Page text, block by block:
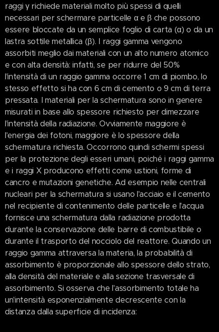
raggi γ richiede materiali molto più spessi di quelli
necessari per schermare particelle α e β che possono
essere bloccate da un semplice foglio di carta (α) o da un
lastra sottile metallica (β). I raggi gamma vengono
assorbiti meglio dai materiali con un alto numero atomico
e con alta densità: infatti, se per ridurre del 50%
l'intensità di un raggio gamma occorre 1 cm di piombo, lo
stesso effetto si ha con 6 cm di cemento o 9 cm di terra
pressata. I materiali per la schermatura sono in genere
misurati in base allo spessore richiesto per dimezzare
l'intensità della radiazione. Ovviamente maggiore è
l'energia dei fotoni, maggiore è lo spessore della
schermatura richiesta. Occorrono quindi schermi spessi
per la protezione degli esseri umani, poiché i raggi gamma
e i raggi X producono effetti come ustioni, forme di
cancro e mutazioni genetiche. Ad esempio nelle centrali
nucleari per la schermatura si usano l'acciaio e il cemento
nel recipiente di contenimento delle particelle e l'acqua
fornisce una schermatura dalla radiazione prodotta
durante la conservazione delle barre di combustibile o
durante il trasporto del nocciolo del reattore. Quando un
raggio gamma attraversa la materia, la probabilità di
assorbimento è proporzionale allo spessore dello strato,
alla densità del materiale e alla sezione trasversale di
assorbimento. Si osserva che l'assorbimento totale ha
un'intensità esponenzialmente decrescente con la
distanza dalla superficie di incidenza: